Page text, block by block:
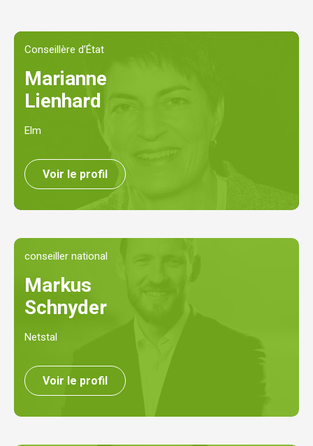
Conseillère d’État
Marianne
Lienhard
Elm
Voir le profil
conseiller national
Markus
Schnyder
Netstal
Voir le profil